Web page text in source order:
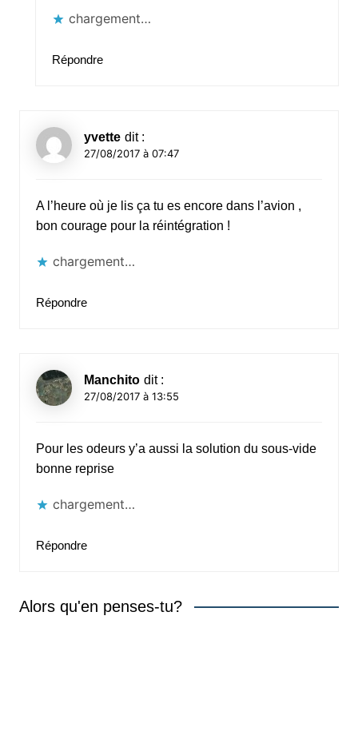
chargement…
Répondre
yvette dit :
27/08/2017 à 07:47
A l’heure où je lis ça tu es encore dans l’avion ,
bon courage pour la réintégration !
chargement…
Répondre
Manchito dit :
27/08/2017 à 13:55
Pour les odeurs y’a aussi la solution du sous-vide
bonne reprise
chargement…
Répondre
Alors qu'en penses-tu?